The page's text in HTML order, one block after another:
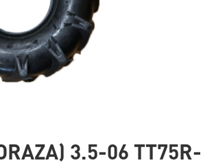
3.5-06 TT75R-